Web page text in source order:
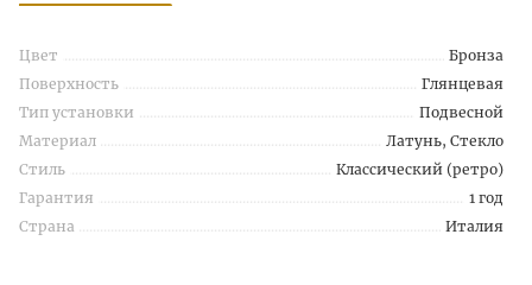
Цвет
Бронза
Поверхность
Глянцевая
Тип установки
Подвесной
Материал
Латунь, Стекло
Стиль
Классический (ретро)
Гарантия
1 год
Страна
Италия